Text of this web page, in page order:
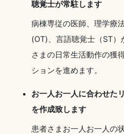
聴覚士が常駐します
病棟専従の医師、理学療
(OT)、言語聴覚士（ST
さまの日常生活動作の獲
ションを進めます。
お一人お一人に合わせた
を作成致します
患者さまお一人お一人の